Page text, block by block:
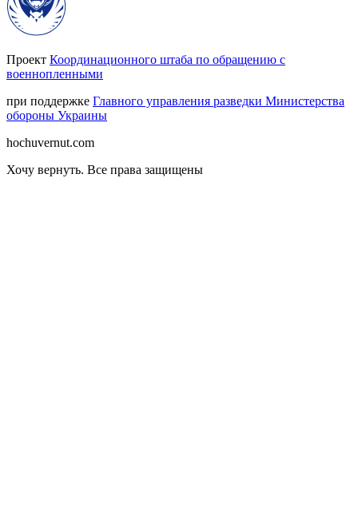
Проект Координационного штаба по обращению с
военнопленными
при поддержке Главного управления разведки Министерства
обороны Украины
hochuvernut.com
Хочу вернуть. Все права защищены